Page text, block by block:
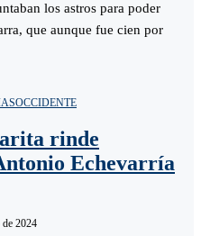
los astros para poder
que aunque fue cien por
OCCIDENTE
rinde
Echevarría
2024